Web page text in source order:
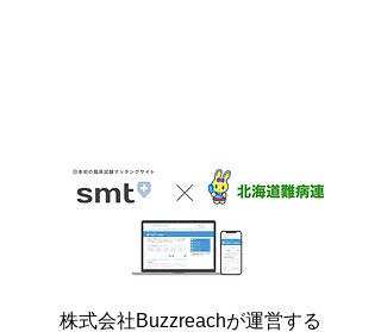
株式会社Buzzreachが運営する